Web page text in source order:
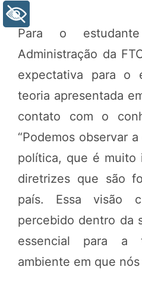
Para o
Administração da
expectativa para o
teoria apresentada
contato com o
“Podemos observar
política, que é muito
diretrizes que são
país. Essa visão
percebido dentro da
essencial para a
ambiente em que nós